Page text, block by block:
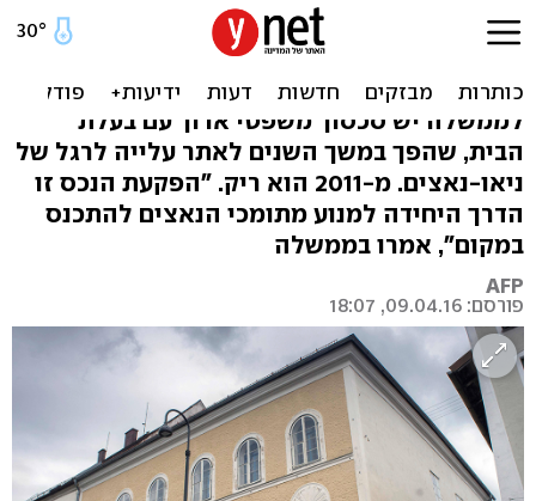
אוסטריה תעקל את בית
הולדתו של היטלר
לממשלה יש סכסוך משפטי ארוך עם בעלת
הבית, שהפך במשך השנים לאתר עלייה לרגל של
ניאו-נאצים. מ-2011 הוא ריק. "הפקעת הנכס זו
הדרך היחידה למנוע מתומכי הנאצים להתכנס
במקום", אמרו בממשלה
AFP
פורסם: 09.04.16, 18:07